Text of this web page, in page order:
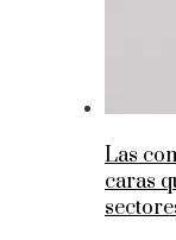
Las
caras